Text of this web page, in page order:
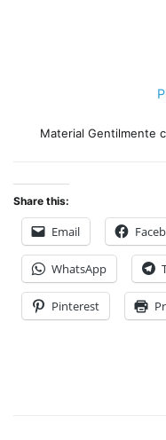
Material Gentilmente
Share this:
Email
WhatsApp
Pinterest